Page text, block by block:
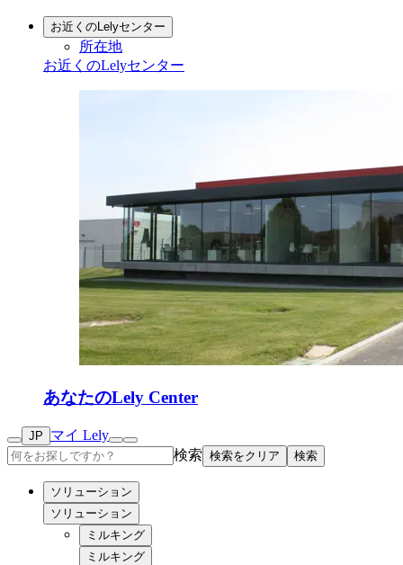
お近くのLelyセンター
所在地
お近くのLelyセンター
あなたのLely Center
JP
マイ Lely
検索 検索をクリア 検索
ソリューション
ソリューション
ミルキング
ミルキング